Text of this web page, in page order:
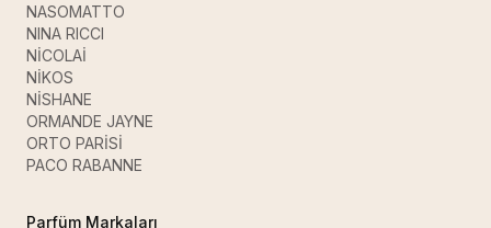
NASOMATTO
NINA RICCI
NİCOLAİ
NİKOS
NİSHANE
ORMANDE JAYNE
ORTO PARİSİ
PACO RABANNE
Parfüm Markaları